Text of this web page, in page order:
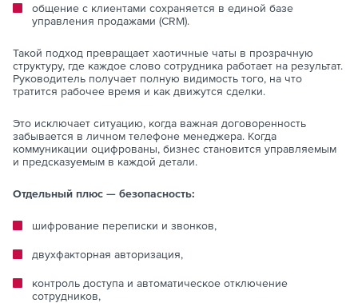
общение с клиентами сохраняется в единой базе
управления продажами (CRM).
Такой подход превращает хаотичные чаты в прозрачную
структуру, где каждое слово сотрудника работает на результат.
Руководитель получает полную видимость того, на что
тратится рабочее время и как движутся сделки.
Это исключает ситуацию, когда важная договоренность
забывается в личном телефоне менеджера. Когда
коммуникации оцифрованы, бизнес становится управляемым
и предсказуемым в каждой детали.
Отдельный плюс — безопасность:
шифрование переписки и звонков,
двухфакторная авторизация,
контроль доступа и автоматическое отключение
сотрудников,